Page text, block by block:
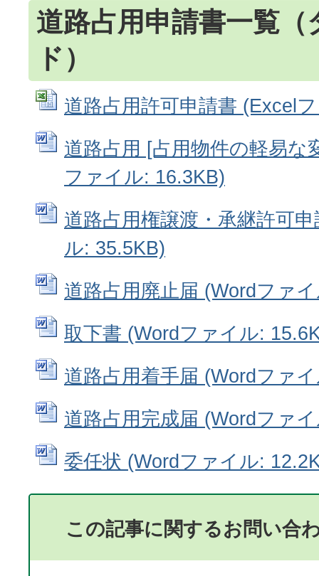
道路占用申請書一覧（
ド）
道路占用許可申請書 (Excel
道路占用 [占用物件の軽易な
ファイル: 16.3KB)
道路占用権譲渡・承継許可
ル: 35.5KB)
道路占用廃止届 (Wordファ
取下書 (Wordファイル:
道路占用着手届 (Wordファ
道路占用完成届 (Wordファ
委任状 (Wordファイル:
この記事に関するお問い合